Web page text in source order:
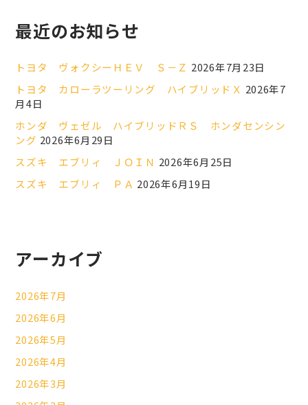
最近のお知らせ
トヨタ ヴォクシーＨＥＶ Ｓ－Ｚ 2026年7月23日
トヨタ カローラツーリング ハイブリッドＸ 2026年7
月4日
ホンダ ヴェゼル ハイブリッドＲＳ ホンダセンシン
ング 2026年6月29日
スズキ エブリィ ＪＯＩＮ 2026年6月25日
スズキ エブリィ ＰＡ 2026年6月19日
アーカイブ
2026年7月
2026年6月
2026年5月
2026年4月
2026年3月